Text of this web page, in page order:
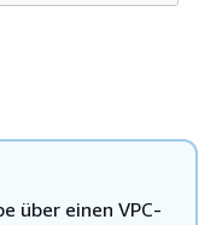
über einen VPC-